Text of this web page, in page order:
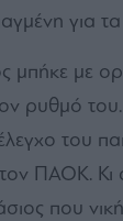
για
μπήκε με
ρυθμό
του
ΠΑΟΚ.
που